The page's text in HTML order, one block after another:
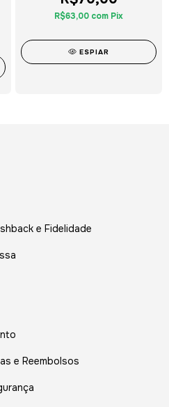
R$63,00 com Pix
ESPIAR
e Fidelidade
e Reembolsos